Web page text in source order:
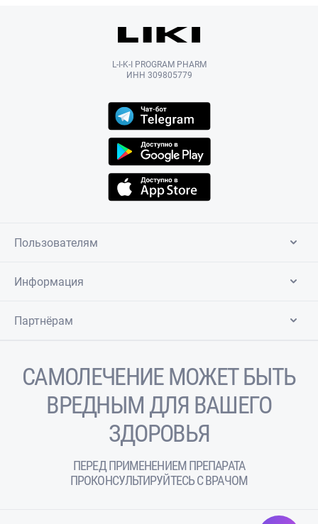
L-I-K-I PROGRAM PHARM
ИНН 309805779
Пользователям
Информация
Партнёрам
САМОЛЕЧЕНИЕ МОЖЕТ БЫТЬ
ВРЕДНЫМ ДЛЯ ВАШЕГО
ЗДОРОВЬЯ
ПЕРЕД ПРИМЕНЕНИЕМ ПРЕПАРАТА
ПРОКОНСУЛЬТИРУЙТЕСЬ С ВРАЧОМ